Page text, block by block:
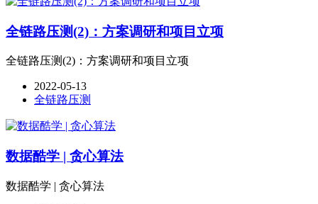
全链路压测(2)：方案调研和项目立项
全链路压测(2)：方案调研和项目立项
2022-05-13
全链路压测
数据酷学 | 贪心算法
数据酷学 | 贪心算法